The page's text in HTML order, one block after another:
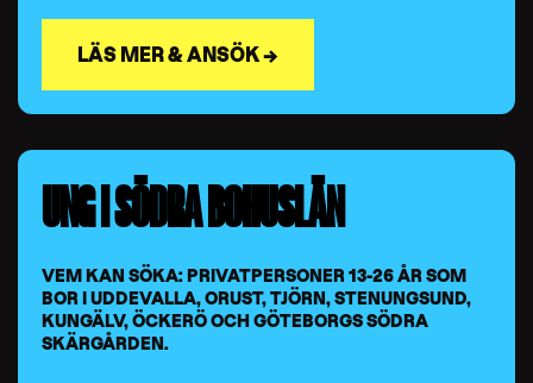
LÄS MER & ANSÖK →
UNG I SÖDRA BOHUSLÄN
VEM KAN SÖKA: PRIVATPERSONER 13-26 ÅR SOM
BOR I UDDEVALLA, ORUST, TJÖRN, STENUNGSUND,
KUNGÄLV, ÖCKERÖ OCH GÖTEBORGS SÖDRA
SKÄRGÅRDEN.